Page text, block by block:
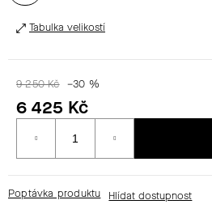
Tabulka velikostí
9 250 Kč –30 %
6 425 Kč
cena:
Poptávka produktu
D
O
O
R
U
Č
J
E
M